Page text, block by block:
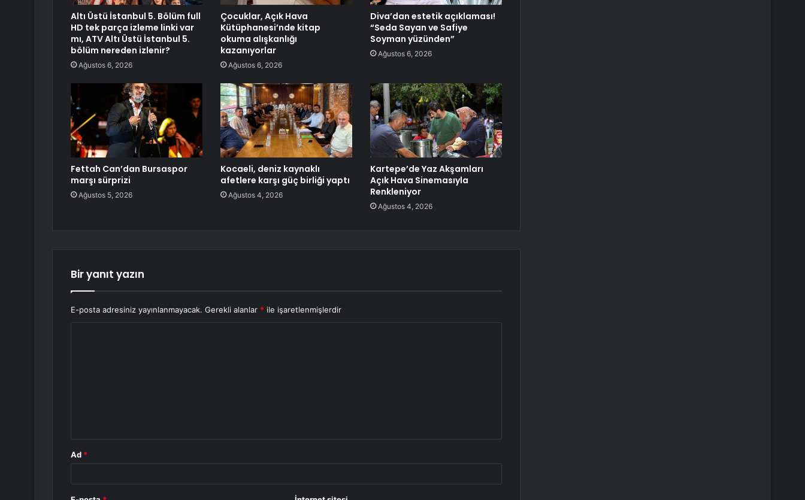
Altı Üstü İstanbul 5. Bölüm full
HD tek parça izleme linki var
mı, ATV Altı Üstü İstanbul 5.
bölüm nereden izlenir?
Ağustos 6, 2026
Çocuklar, Açık Hava
Kütüphanesi’nde kitap
okuma alışkanlığı
kazanıyorlar
Ağustos 6, 2026
Diva’dan estetik açıklaması!
“Seda Sayan ve Safiye
Soyman yüzünden”
Ağustos 6, 2026
Fettah Can’dan Bursaspor
marşı sürprizi
Ağustos 5, 2026
Kocaeli, deniz kaynaklı
afetlere karşı güç birliği yaptı
Ağustos 4, 2026
Kartepe’de Yaz Akşamları
Açık Hava Sinemasıyla
Renkleniyor
Ağustos 4, 2026
Bir yanıt yazın
E-posta adresiniz yayınlanmayacak. Gerekli alanlar * ile işaretlenmişlerdir
Ad *